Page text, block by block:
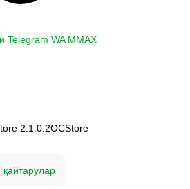
Telegram WA MMAX
2.1.0.2OCStore